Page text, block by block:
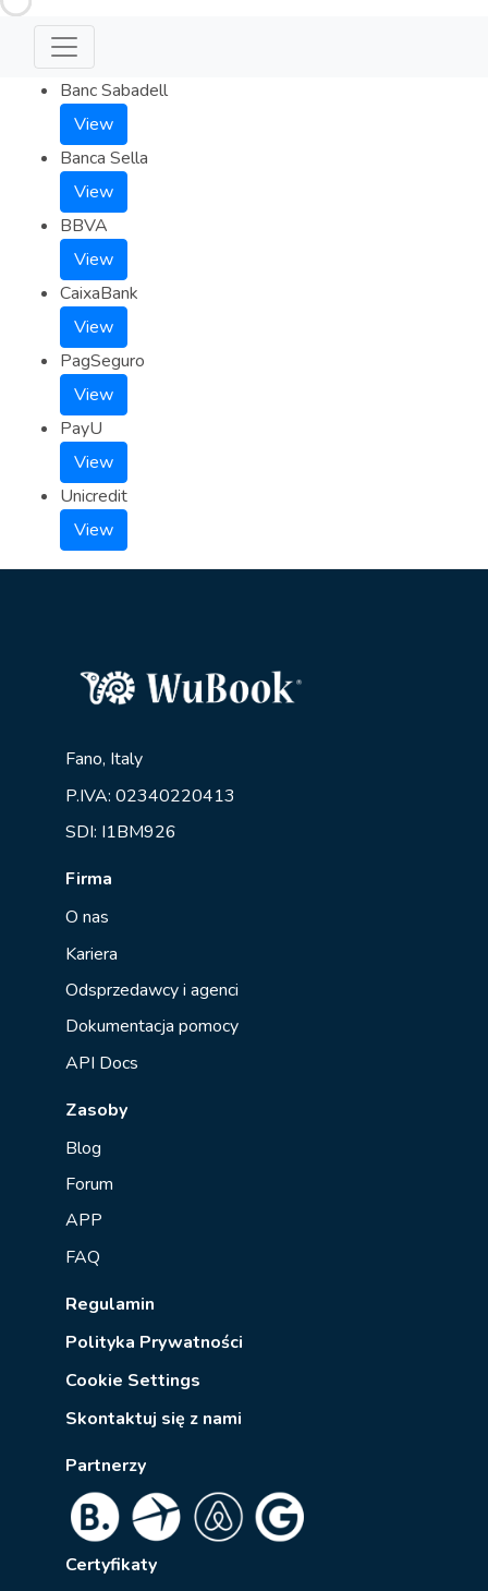
Banc Sabadell
View
Banca Sella
View
BBVA
View
CaixaBank
View
PagSeguro
View
PayU
View
Unicredit
View
Fano, Italy
P.IVA: 02340220413
SDI: I1BM926
Firma
O nas
Kariera
Odsprzedawcy i agenci
Dokumentacja pomocy
API Docs
Zasoby
Blog
Forum
APP
FAQ
Regulamin
Polityka Prywatności
Cookie Settings
Skontaktuj się z nami
Partnerzy
Certyfikaty